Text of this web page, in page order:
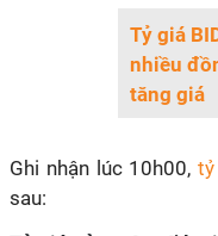
Tỷ giá
nhiều
tăng giá
Ghi nhận lúc 10h00,
sau: